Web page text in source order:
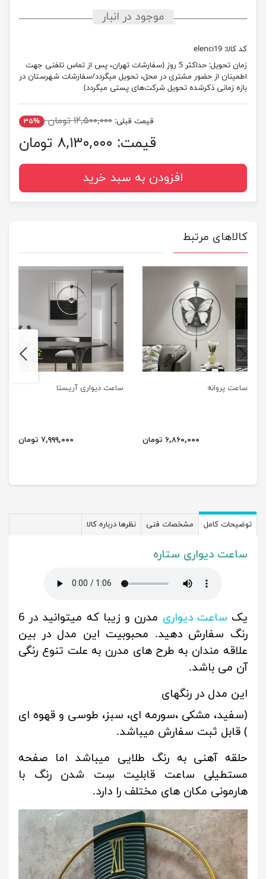
موجود در انبار
کد کالا: elenci19
زمان تحویل:
حداکثر 5 روز (سفارشات تهران، پس از تماس تلفنی جهت
اطمینان از حضور مشتری در محل، تحویل میگردد/سفارشات شهرستان در
بازه زمانی ذکرشده تحویل شرکت‌های پستی میگردد)
قیمت قبلی: ۱۲,۵۰۰,۰۰۰ تومان ۳۵%
قیمت: ۸,۱۳۰,۰۰۰ تومان
افزودن به سبد خرید
کالاهای مرتبط
ساعت پروانه
۶,۸۶۰,۰۰۰ تومان
ساعت دیواری آریستا
۷,۹۹۹,۰۰۰ تومان
previus
توضیحات کامل مشخصات فنی نظرها درباره کالا
ساعت دیواری ستاره
یک ساعت دیواری
مدرن و زیبا که میتوانید در 6
رنگ سفارش دهید. محبوبیت این مدل در بین
علاقه مندان به طرح های مدرن به علت تنوع رنگی
آن می باشد.
این مدل در رنگهای
(سفید، مشکی ،سورمه ای، سبز، طوسی و قهوه ای
) قابل ثبت سفارش میباشد.
حلقه آهنی به رنگ طلایی میباشد اما صفحه
مستطیلی ساعت قابلیت سِت شدن رنگ با
هارمونی مکان های مختلف را دارد.